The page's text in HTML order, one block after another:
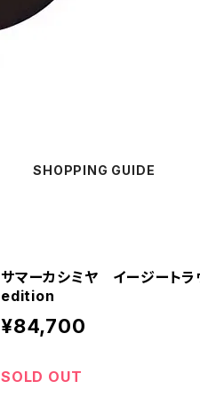
SHOPPING GUIDE
サマーカシミヤ イージート
edition
¥84,700
SOLD OUT